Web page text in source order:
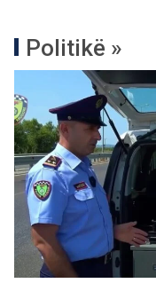
Politikë »